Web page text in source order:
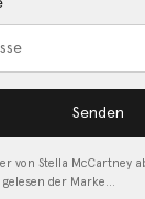
Senden
von Stella McCartney
der Marke…